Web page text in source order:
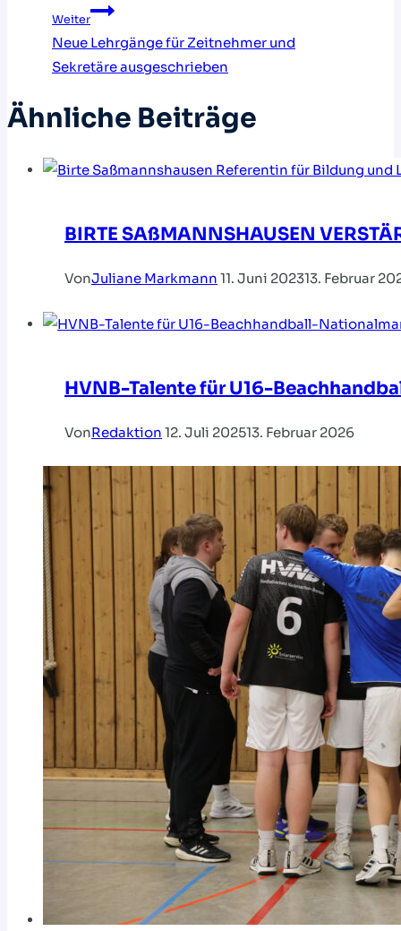
Weiter
Neue Lehrgänge für Zeitnehmer und
Sekretäre ausgeschrieben
Ähnliche Beiträge
BIRTE SAßMANNSHAUSEN
VonJuliane Markmann 11. Juni 202313. Februar
HVNB-Talente für U16-
VonRedaktion 12. Juli 202513. Februar 2026